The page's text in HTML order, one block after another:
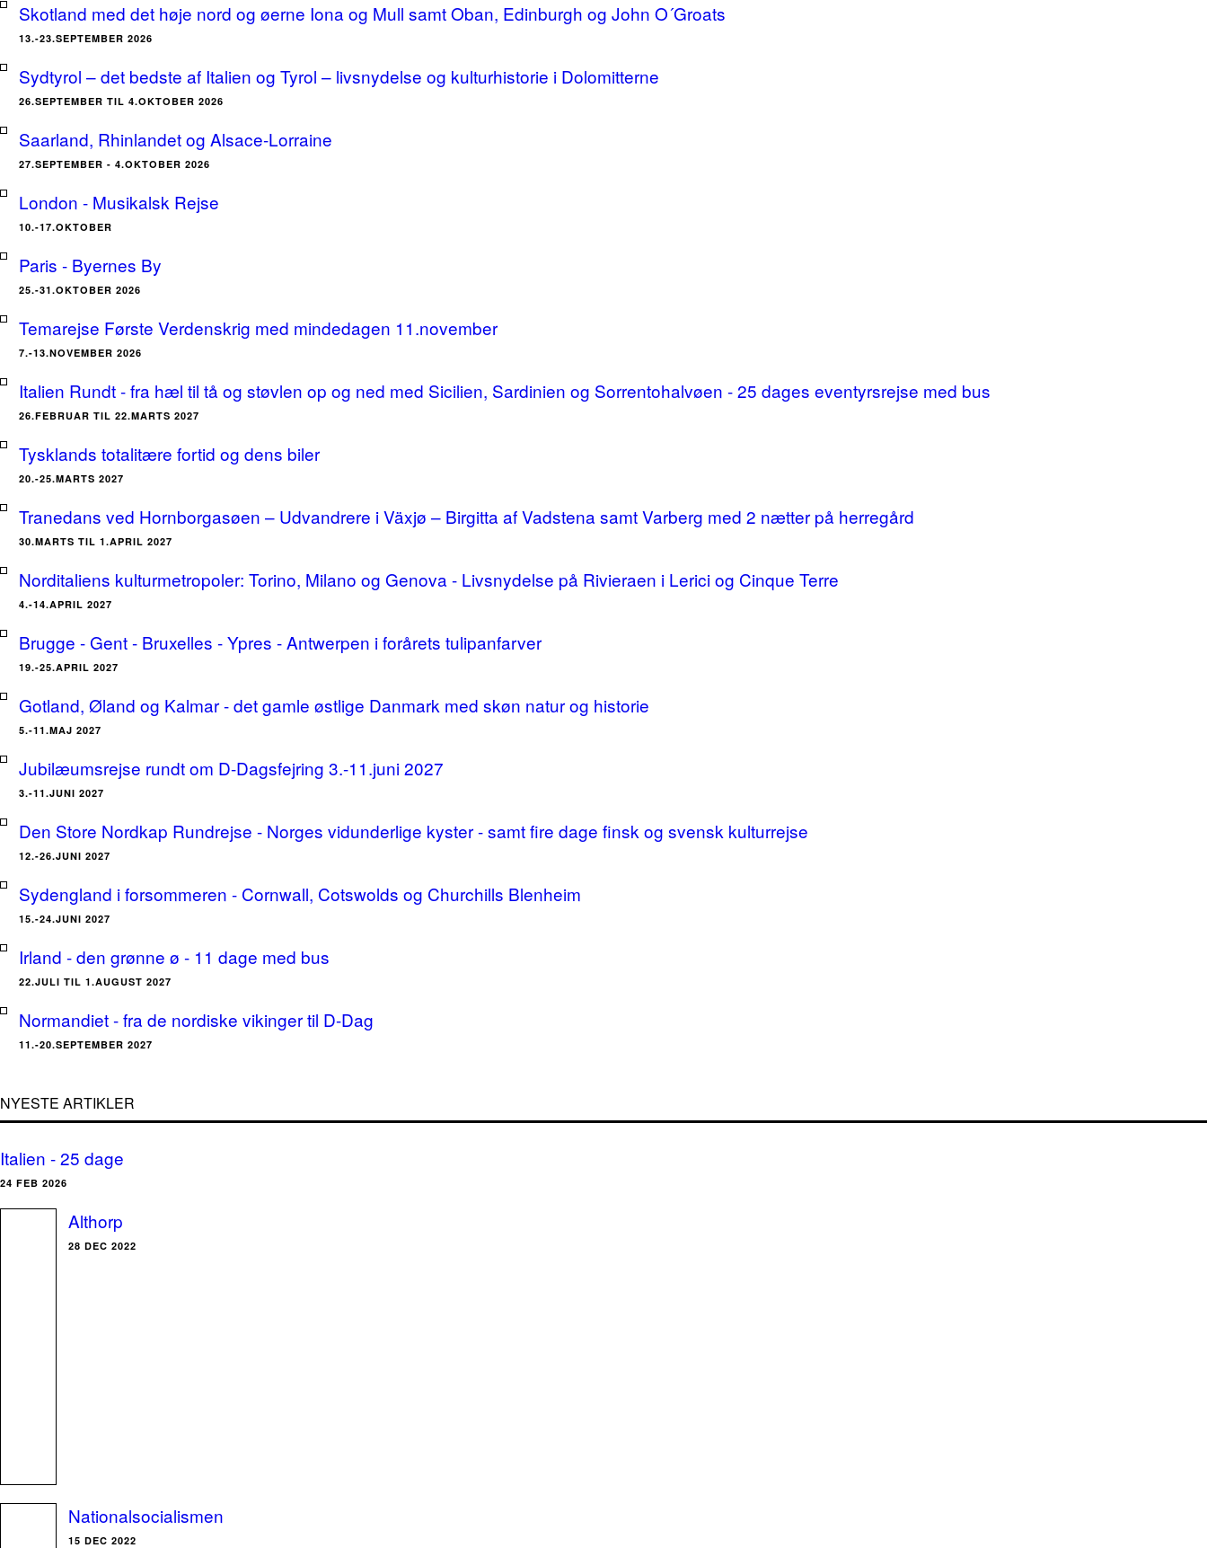
Skotland med det høje nord og øerne Iona og Mull samt Oban, Edinburgh og John O´Groats
13.-23.SEPTEMBER 2026
Sydtyrol – det bedste af Italien og Tyrol – livsnydelse og kulturhistorie i Dolomitterne
26.SEPTEMBER TIL 4.OKTOBER 2026
Saarland, Rhinlandet og Alsace-Lorraine
27.SEPTEMBER - 4.OKTOBER 2026
London - Musikalsk Rejse
10.-17.OKTOBER
Paris - Byernes By
25.-31.OKTOBER 2026
Temarejse Første Verdenskrig med mindedagen 11.november
7.-13.NOVEMBER 2026
Italien Rundt - fra hæl til tå og støvlen op og ned med Sicilien, Sardinien og Sorrentohalvøen - 25 dages eventyrsrejse med bus
26.FEBRUAR TIL 22.MARTS 2027
Tysklands totalitære fortid og dens biler
20.-25.MARTS 2027
Tranedans ved Hornborgasøen – Udvandrere i Växjø – Birgitta af Vadstena samt Varberg med 2 nætter på herregård
30.MARTS TIL 1.APRIL 2027
Norditaliens kulturmetropoler: Torino, Milano og Genova - Livsnydelse på Rivieraen i Lerici og Cinque Terre
4.-14.APRIL 2027
Brugge - Gent - Bruxelles - Ypres - Antwerpen i forårets tulipanfarver
19.-25.APRIL 2027
Gotland, Øland og Kalmar - det gamle østlige Danmark med skøn natur og historie
5.-11.MAJ 2027
Jubilæumsrejse rundt om D-Dagsfejring 3.-11.juni 2027
3.-11.JUNI 2027
Den Store Nordkap Rundrejse - Norges vidunderlige kyster - samt fire dage finsk og svensk kulturrejse
12.-26.JUNI 2027
Sydengland i forsommeren - Cornwall, Cotswolds og Churchills Blenheim
15.-24.JUNI 2027
Irland - den grønne ø - 11 dage med bus
22.JULI TIL 1.AUGUST 2027
Normandiet - fra de nordiske vikinger til D-Dag
11.-20.SEPTEMBER 2027
NYESTE ARTIKLER
Italien - 25 dage
24 FEB 2026
Althorp
28 DEC 2022
Nationalsocialismen
15 DEC 2022